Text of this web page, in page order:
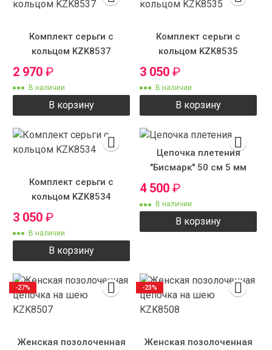
Комплект серьги с
кольцом KZK8537
2 970 ₽
В наличии
В корзину
Комплект серьги с
кольцом KZK8535
3 050 ₽
В наличии
В корзину
Комплект серьги с
кольцом KZK8534
3 050 ₽
В наличии
В корзину
Цепочка плетения
"Бисмарк" 50 см 5 мм
4 500 ₽
В наличии
В корзину
Женская позолоченная
-27%
Женская позолоченная
-23%